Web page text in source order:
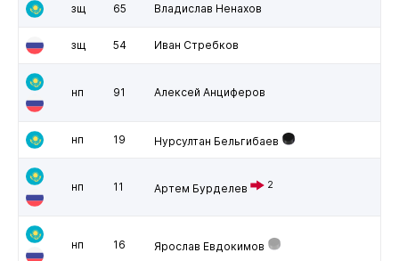
зщ 65 Владислав Ненахов
зщ 54 Иван Стребков
нп 91 Алексей Анциферов
нп 19 Нурсултан Бельгибаев
нп 11 Артем Бурделев 2
нп 16 Ярослав Евдокимов